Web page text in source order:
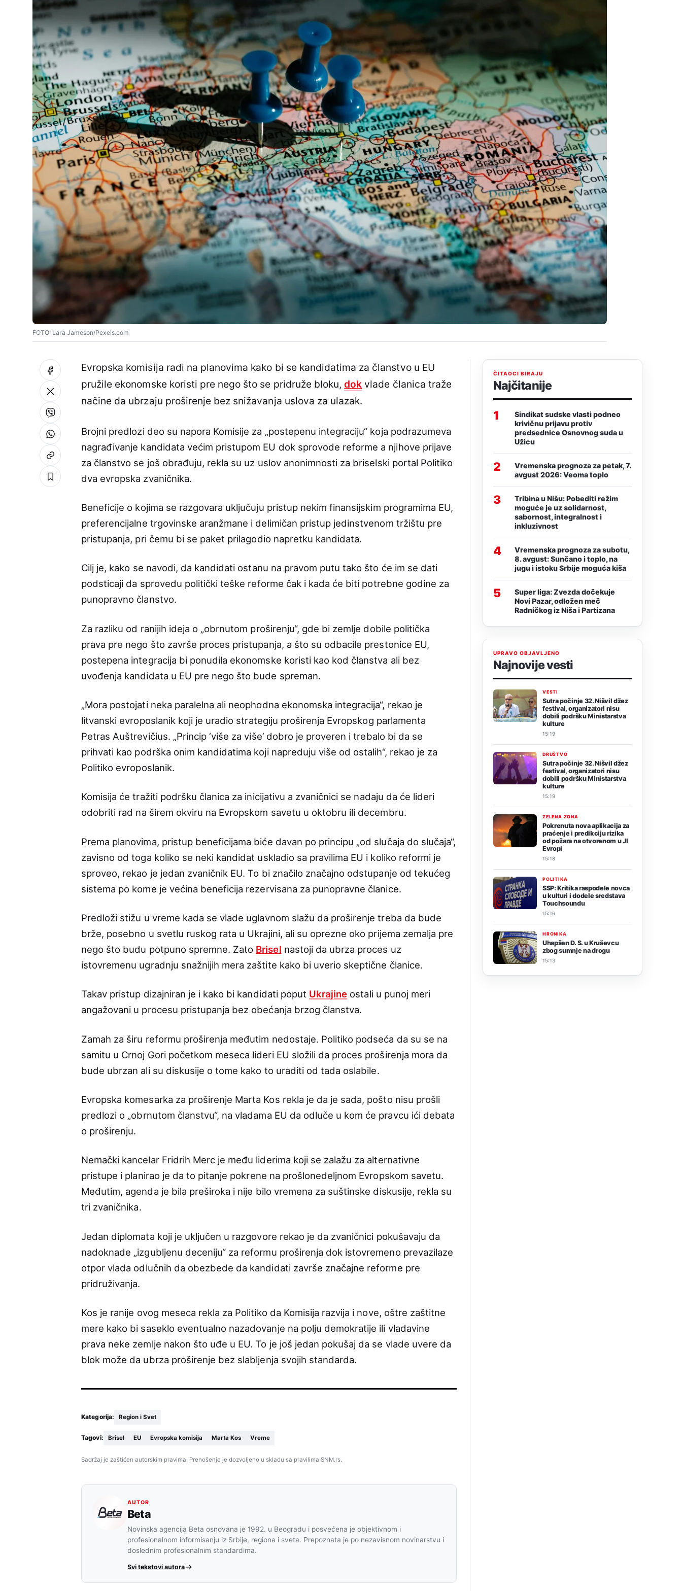
FOTO: Lara Jameson/Pexels.com
Evropska komisija radi na planovima kako bi se kandidatima za članstvo u EU
pružile ekonomske koristi pre nego što se pridruže bloku,dok vlade članica traže
načine da ubrzaju proširenje bez snižavanja uslova za ulazak.
Brojni predlozi deo su napora Komisije za „postepenu integraciju“ koja podrazumeva
nagrađivanje kandidata većim pristupom EU dok sprovode reforme a njihove prijave
za članstvo se još obrađuju, rekla su uz uslov anonimnosti za briselski portal Politiko
dva evropska zvaničnika.
Beneficije o kojima se razgovara uključuju pristup nekim finansijskim programima EU,
preferencijalne trgovinske aranžmane i delimičan pristup jedinstvenom tržištu pre
pristupanja, pri čemu bi se paket prilagodio napretku kandidata.
Cilj je, kako se navodi, da kandidati ostanu na pravom putu tako što će im se dati
podsticaji da sprovedu politički teške reforme čak i kada će biti potrebne godine za
punopravno članstvo.
Za razliku od ranijih ideja o „obrnutom proširenju“, gde bi zemlje dobile politička
prava pre nego što završe proces pristupanja, a što su odbacile prestonice EU,
postepena integracija bi ponudila ekonomske koristi kao kod članstva ali bez
uvođenja kandidata u EU pre nego što bude spreman.
„Mora postojati neka paralelna ali neophodna ekonomska integracija“, rekao je
litvanski evroposlanik koji je uradio strategiju proširenja Evropskog parlamenta
Petras Auštrevičius. „Princip ‘više za više’ dobro je proveren i trebalo bi da se
prihvati kao podrška onim kandidatima koji napreduju više od ostalih“, rekao je za
Politiko evroposlanik.
Komisija će tražiti podršku članica za inicijativu a zvaničnici se nadaju da će lideri
odobriti rad na širem okviru na Evropskom savetu u oktobru ili decembru.
Prema planovima, pristup beneficijama biće davan po principu „od slučaja do slučaja“,
zavisno od toga koliko se neki kandidat uskladio sa pravilima EU i koliko reformi je
sproveo, rekao je jedan zvaničnik EU. To bi značilo značajno odstupanje od tekućeg
sistema po kome je većina beneficija rezervisana za punopravne članice.
Predloži stižu u vreme kada se vlade uglavnom slažu da proširenje treba da bude
brže, posebno u svetlu ruskog rata u Ukrajini, ali su oprezne oko prijema zemalja pre
nego što budu potpuno spremne. Zato Brisel nastoji da ubrza proces uz
istovremenu ugradnju snažnijih mera zaštite kako bi uverio skeptične članice.
Takav pristup dizajniran je i kako bi kandidati poput Ukrajine ostali u punoj meri
angažovani u procesu pristupanja bez obećanja brzog članstva.
Zamah za širu reformu proširenja međutim nedostaje. Politiko podseća da su se na
samitu u Crnoj Gori početkom meseca lideri EU složili da proces proširenja mora da
bude ubrzan ali su diskusije o tome kako to uraditi od tada oslabile.
Evropska komesarka za proširenje Marta Kos rekla je da je sada, pošto nisu prošli
predlozi o „obrnutom članstvu“, na vladama EU da odluče u kom će pravcu ići debata
o proširenju.
Nemački kancelar Fridrih Merc je među liderima koji se zalažu za alternativne
pristupe i planirao je da to pitanje pokrene na prošlonedeljnom Evropskom savetu.
Međutim, agenda je bila preširoka i nije bilo vremena za suštinske diskusije, rekla su
tri zvaničnika.
Jedan diplomata koji je uključen u razgovore rekao je da zvaničnici pokušavaju da
nadoknade „izgubljenu deceniju“ za reformu proširenja dok istovremeno prevazilaze
otpor vlada odlučnih da obezbede da kandidati završe značajne reforme pre
pridruživanja.
Kos je ranije ovog meseca rekla za Politiko da Komisija razvija i nove, oštre zaštitne
mere kako bi saseklo eventualno nazadovanje na polju demokratije ili vladavine
prava neke zemlje nakon što uđe u EU. To je još jedan pokušaj da se vlade uvere da
blok može da ubrza proširenje bez slabljenja svojih standarda.
Kategorija: Region i Svet
Tagovi: Brisel EU Evropska komisija Marta Kos Vreme
Sadržaj je zaštićen autorskim pravima. Prenošenje je dozvoljeno u skladu sa pravilima SNM.rs.
AUTOR
Beta
Novinska agencija Beta osnovana je 1992. u Beogradu i posvećena je objektivnom i
profesionalnom informisanju iz Srbije, regiona i sveta. Prepoznata je po nezavisnom novinarstvu i
doslednim profesionalnim standardima.
Svi tekstovi autora
ČITAOCI BIRAJU
Najčitanije
1
Sindikat sudske vlasti podneo
krivičnu prijavu protiv
predsednice Osnovnog suda u
Užicu
2
Vremenska prognoza za petak, 7.
avgust 2026: Veoma toplo
3
Tribina u Nišu: Pobediti režim
moguće je uz solidarnost,
sabornost, integralnost i
inkluzivnost
4
Vremenska prognoza za subotu,
8. avgust: Sunčano i toplo, na
jugu i istoku Srbije moguća kiša
5
Super liga: Zvezda dočekuje
Novi Pazar, odložen meč
Radničkog iz Niša i Partizana
UPRAVO OBJAVLJENO
Najnovije vesti
VESTI
Sutra počinje 32. Nišvil džez
festival, organizatori nisu
dobili podršku Ministarstva
kulture
15:19
DRUŠTVO
Sutra počinje 32. Nišvil džez
festival, organizatori nisu
dobili podršku Ministarstva
kulture
15:19
ZELENA ZONA
Pokrenuta nova aplikacija za
praćenje i predikciju rizika
od požara na otvorenom u JI
Evropi
15:18
POLITIKA
SSP: Kritika raspodele novca
u kulturi i dodele sredstava
Touchsoundu
15:16
HRONIKA
Uhapšen D. S. u Kruševcu
zbog sumnje na drogu
15:13